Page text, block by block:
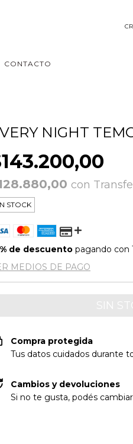
CONTACTO
NIGHT
con
STOCK
de descuento pagando con
MEDIOS DE PAGO
Compra protegida
Tus datos cuidados durante
Cambios y devoluciones
Si no te gusta, podés